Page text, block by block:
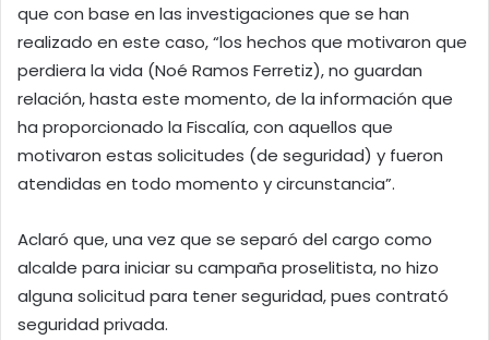
que con base en las investigaciones que se han
realizado en este caso, “los hechos que motivaron que
perdiera la vida (Noé Ramos Ferretiz), no guardan
relación, hasta este momento, de la información que
ha proporcionado la Fiscalía, con aquellos que
motivaron estas solicitudes (de seguridad) y fueron
atendidas en todo momento y circunstancia”.
Aclaró que, una vez que se separó del cargo como
alcalde para iniciar su campaña proselitista, no hizo
alguna solicitud para tener seguridad, pues contrató
seguridad privada.